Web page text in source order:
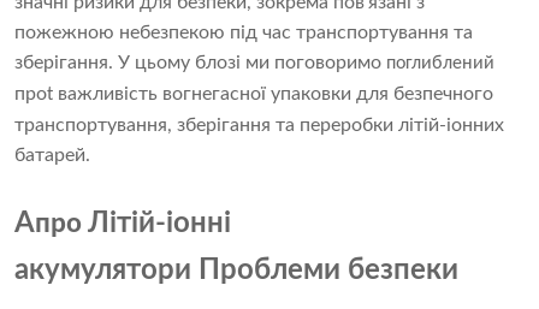
пожежною небезпекою під час транспортування та
зберігання. У цьому блозі ми поговоримо поглиблений
проt важливість вогнегасної упаковки для безпечного
транспортування, зберігання та переробки літій-іонних
батарей.
Aпро Літій-іонні
акумулятори Проблеми безпеки